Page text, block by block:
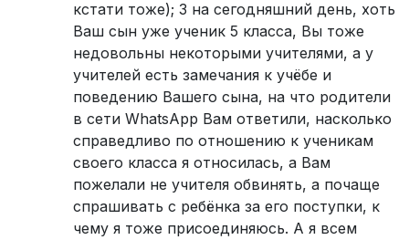
кстати тоже); 3 на сегодняшний день, хоть
Ваш сын уже ученик 5 класса, Вы тоже
недовольны некоторыми учителями, а у
учителей есть замечания к учёбе и
поведению Вашего сына, на что родители
в сети WhatsApp Вам ответили, насколько
справедливо по отношению к ученикам
своего класса я относилась, а Вам
пожелали не учителя обвинять, а почаще
спрашивать с ребёнка за его поступки, к
чему я тоже присоединяюсь. А я всем